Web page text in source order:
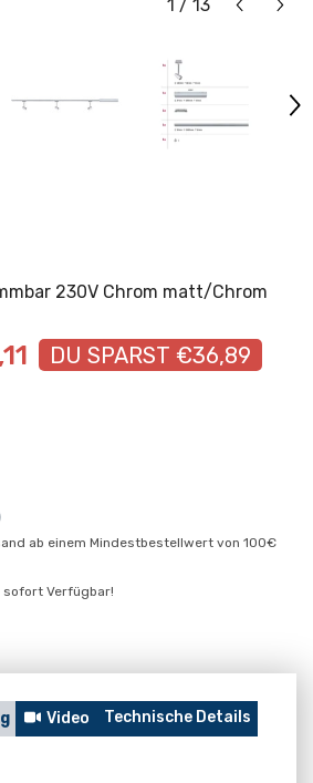
1 / 13
230V Chrom matt/Chrom
DU SPARST €36,89
ab einem Mindestbestellwert von 100€
Verfügbar!
Video Technische Details